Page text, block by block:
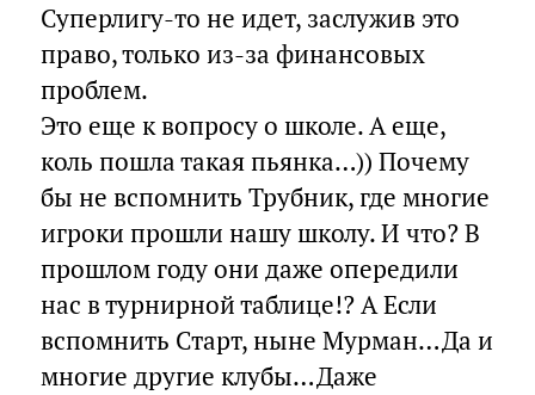
Суперлигу-то не идет, заслужив это
право, только из-за финансовых
проблем.
Это еще к вопросу о школе. А еще,
коль пошла такая пьянка…)) Почему
бы не вспомнить Трубник, где многие
игроки прошли нашу школу. И что? В
прошлом году они даже опередили
нас в турнирной таблице!? А Если
вспомнить Старт, ныне Мурман…Да и
многие другие клубы…Даже